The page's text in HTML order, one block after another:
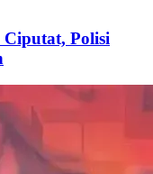
Polisi